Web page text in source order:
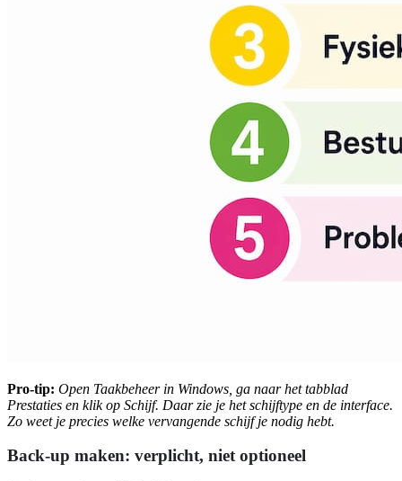
Pro-tip: Open Taakbeheer in Windows, ga naar het tabblad
Prestaties en klik op Schijf. Daar zie je het schijftype en de interface.
Zo weet je precies welke vervangende schijf je nodig hebt.
Back-up maken: verplicht, niet optioneel